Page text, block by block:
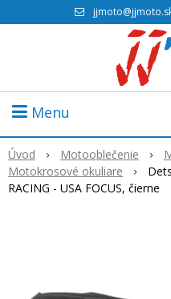
Menu
Úvod Motooblečenie
Motokrosové okuliare
RACING - USA FOCUS, čierne